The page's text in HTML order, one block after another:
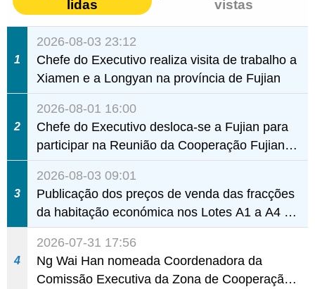
lidas
vistas
1
2026-08-03 23:12
Chefe do Executivo realiza visita de trabalho a
Xiamen e a Longyan na província de Fujian
2
2026-08-01 16:00
Chefe do Executivo desloca-se a Fujian para
participar na Reunião da Cooperação Fujian-
Macau
3
2026-08-03 09:01
Publicação dos preços de venda das fracções
da habitação económica nos Lotes A1 a A4 e
A12 da Zona A dos Novos Aterros
4
2026-07-31 17:56
Ng Wai Han nomeada Coordenadora da
Comissão Executiva da Zona de Cooperação